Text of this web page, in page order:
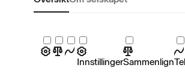
InnstillingerSammenlign